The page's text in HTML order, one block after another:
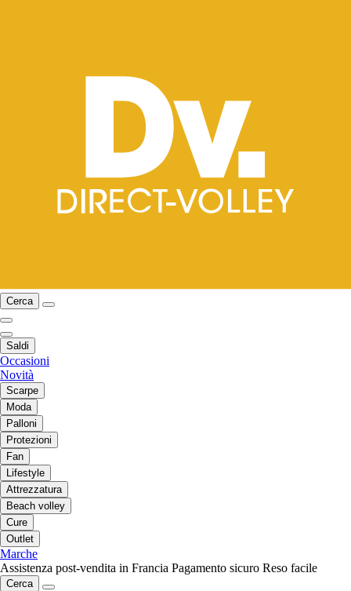
Cerca
Saldi
Occasioni
Novità
Scarpe
Moda
Palloni
Protezioni
Fan
Lifestyle
Attrezzatura
Beach volley
Cure
Outlet
Marche
Assistenza post-vendita in Francia Pagamento sicuro Reso facile
Cerca